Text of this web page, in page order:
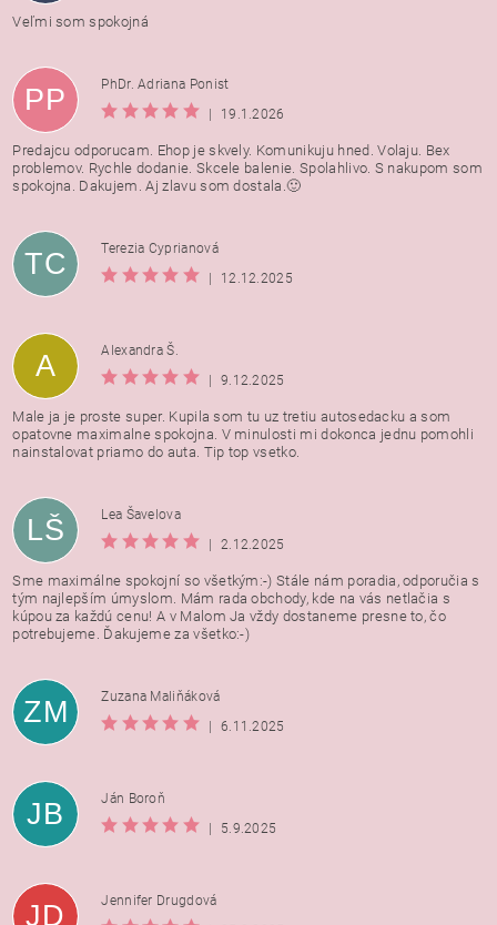
Veľmi som spokojná
PP
PhDr. Adriana Ponist
|
19.1.2026
Predajcu odporucam. Ehop je skvely. Komunikuju hned. Volaju. Bex
problemov. Rychle dodanie. Skcele balenie. Spolahlivo. S nakupom som
spokojna. Dakujem. Aj zlavu som dostala.🙂
TC
Terezia Cyprianová
|
12.12.2025
A
Alexandra Š.
|
9.12.2025
Male ja je proste super. Kupila som tu uz tretiu autosedacku a som
opatovne maximalne spokojna. V minulosti mi dokonca jednu pomohli
nainstalovat priamo do auta. Tip top vsetko.
LŠ
Lea Šavelova
|
2.12.2025
Sme maximálne spokojní so všetkým:-) Stále nám poradia, odporučia s
tým najlepším úmyslom. Mám rada obchody, kde na vás netlačia s
kúpou za každú cenu! A v Malom Ja vždy dostaneme presne to, čo
potrebujeme. Ďakujeme za všetko:-)
ZM
Zuzana Maliňáková
|
6.11.2025
JB
Ján Boroň
|
5.9.2025
JD
Jennifer Drugdová